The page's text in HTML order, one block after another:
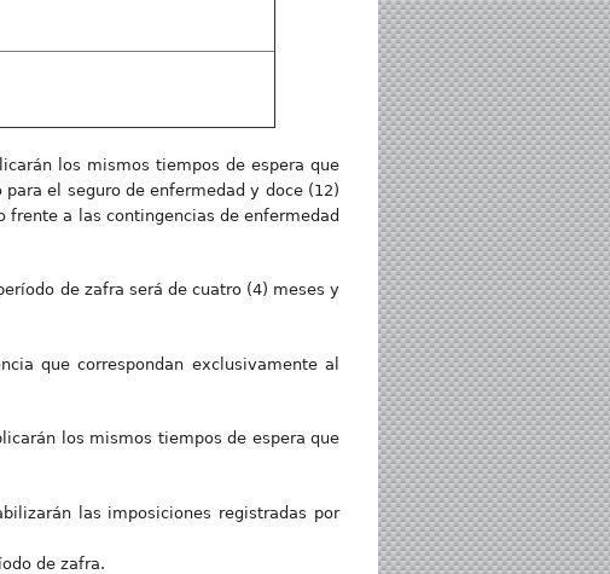
los mismos tiempos de espera que
el seguro de enfermedad y doce (12)
frente a las contingencias de enfermedad
de zafra será de cuatro (4) meses y
que correspondan exclusivamente al
los mismos tiempos de espera que
las imposiciones registradas por
de zafra.